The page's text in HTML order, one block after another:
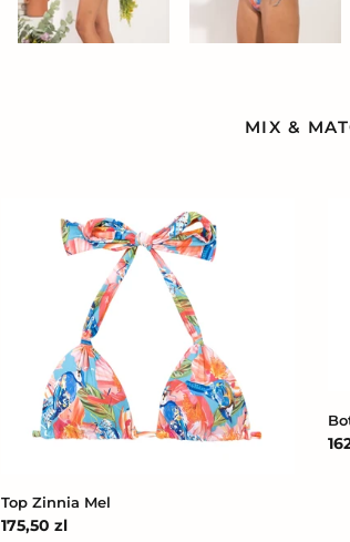
MIX &
Top Zinnia Mel
Cena
175,50 zl